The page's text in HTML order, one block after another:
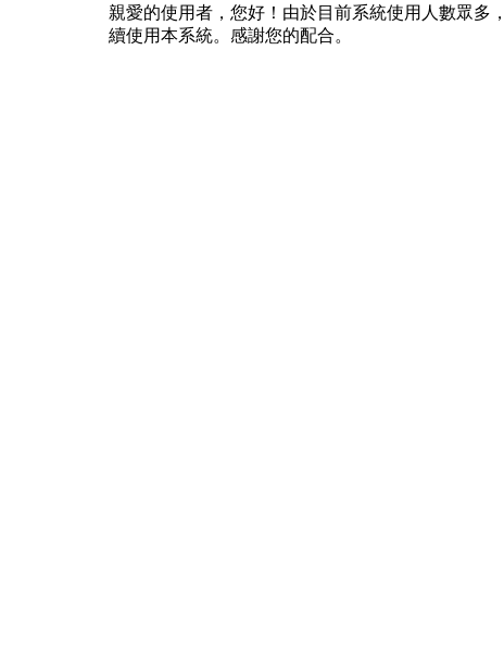
親愛的使用者，您好！由於目前系統使用人數眾多
續使用本系統。感謝您的配合。